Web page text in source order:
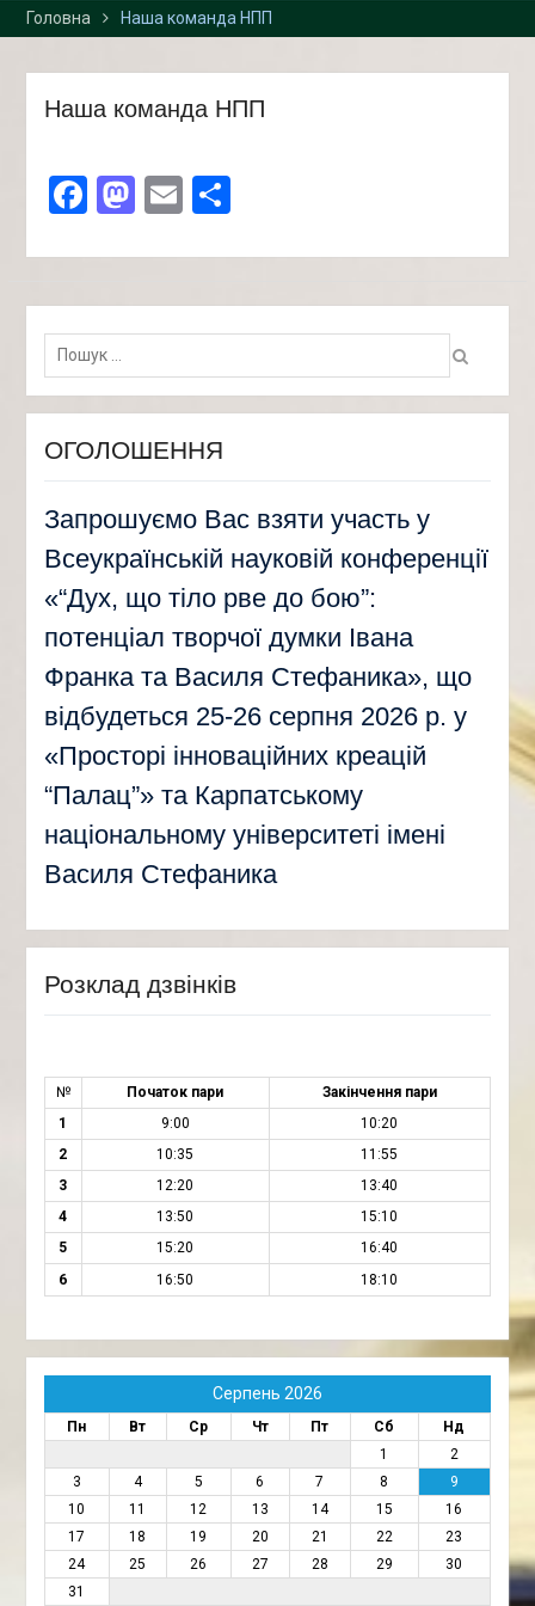
Головна Наша команда НПП
Наша команда НПП
Facebook
Mastodon
EmailПоділитися
Пошук:
ОГОЛОШЕННЯ
Запрошуємо Вас взяти участь у
Всеукраїнській науковій конференції
«“Дух, що тіло рве до бою”:
потенціал творчої думки Івана
Франка та Василя Стефаника», що
відбудеться 25-26 серпня 2026 р. у
«Просторі інноваційних креацій
“Палац”» та Карпатському
національному університеті імені
Василя Стефаника
Розклад дзвінків
№ Початок пари
Закінчення пари
1
9:00
10:20
2
10:35
11:55
3
12:20
13:40
4
13:50
15:10
5
15:20
16:40
6
16:50 18:10
Серпень 2026
Пн Вт Ср Чт Пт Сб
Нд
1
2
3
4 5 6 7 8
9
10
11 12 13 14 15
16
17
18 19 20 21 22
23
24
25 26 27 28 29
30
31